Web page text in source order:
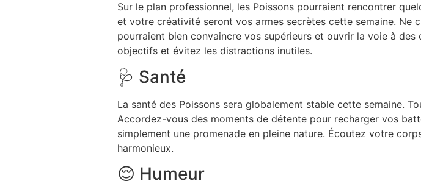
Sur le plan professionnel, les Poissons pourraient rencontrer
et votre créativité seront vos armes secrètes cette semaine. Ne
pourraient bien convaincre vos supérieurs et ouvrir la voie à
objectifs et évitez les distractions inutiles.
🩺 Santé
La santé des Poissons sera globalement stable cette semaine.
Accordez-vous des moments de détente pour recharger vos
simplement une promenade en pleine nature. Écoutez votre
harmonieux.
😌 Humeur